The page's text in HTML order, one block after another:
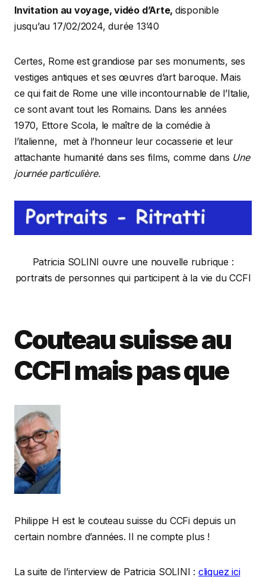
Invitation au voyage, vidéo d’Arte, disponible
jusqu’au 17/02/2024, durée 13’40
Certes, Rome est grandiose par ses monuments, ses
vestiges antiques et ses œuvres d’art baroque. Mais
ce qui fait de Rome une ville incontournable de l’Italie,
ce sont avant tout les Romains. Dans les années
1970, Ettore Scola, le maître de la comédie à
l’italienne, met à l’honneur leur cocasserie et leur
attachante humanité dans ses films, comme dans Une
journée particulière.
Patricia SOLINI ouvre une nouvelle rubrique :
portraits de personnes qui participent à la vie du CCFI
Couteau suisse au
CCFI mais pas que
Philippe H est le couteau suisse du CCFi depuis un
certain nombre d’années. Il ne compte plus !
La suite de l’interview de Patricia SOLINI : cliquez ici